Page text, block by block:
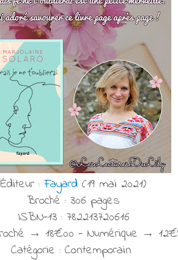
Éditeur :Fayard (19 mai 2021)
Broché : 306 pages
ISBN-13 : 782213720616
→ 18€00 - Numérique →
Catégorie : Contemporain